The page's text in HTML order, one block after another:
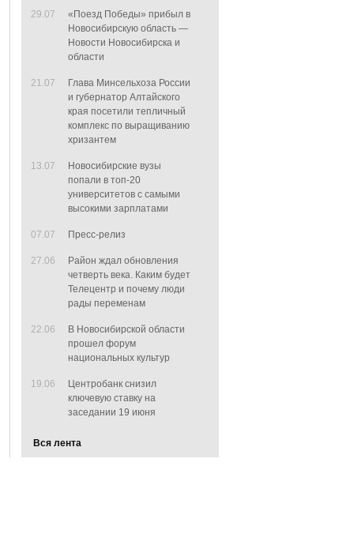
29.07
«Поезд Победы» прибыл в
Новосибирскую область —
Новости Новосибирска и
области
21.07
Глава Минсельхоза России
и губернатор Алтайского
края посетили тепличный
комплекс по выращиванию
хризантем
13.07
Новосибирские вузы
попали в топ-20
университетов с самыми
высокими зарплатами
07.07 Пресс-релиз
27.06
Район ждал обновления
четверть века. Каким будет
Телецентр и почему люди
рады переменам
22.06
В Новосибирской области
прошел форум
национальных культур
19.06
Центробанк снизил
ключевую ставку на
заседании 19 июня
Вся лента